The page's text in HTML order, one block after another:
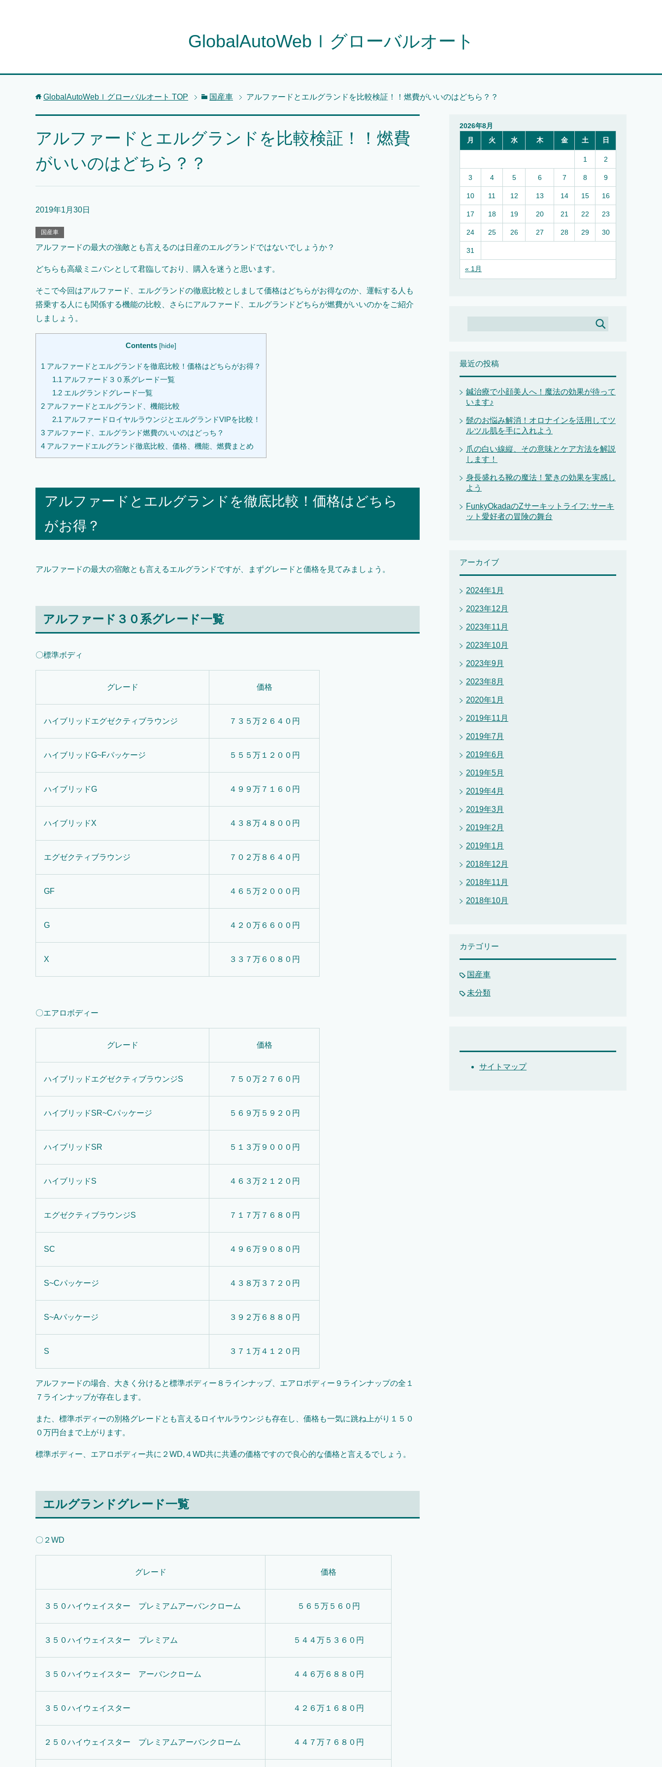
GlobalAutoWebｌグローバルオート
GlobalAutoWebｌグローバルオート TOP 国産車 アルファードとエルグランドを比較検証！！燃費がいいのはどちら？？
アルファードとエルグランドを比較検証！！燃費
がいいのはどちら？？
2019年1月30日
国産車
アルファードの最大の強敵とも言えるのは日産のエルグランドではないでしょうか？
どちらも高級ミニバンとして君臨しており、購入を迷うと思います。
そこで今回はアルファード、エルグランドの徹底比較としまして価格はどちらがお得なのか、運転する人も
搭乗する人にも関係する機能の比較、さらにアルファード、エルグランドどちらが燃費がいいのかをご紹介
しましょう。
Contents [hide]
1 アルファードとエルグランドを徹底比較！価格はどちらがお得？
1.1 アルファード３０系グレード一覧
1.2エルグランドグレード一覧
2 アルファードとエルグランド、機能比較
2.1 アルファードロイヤルラウンジとエルグランドVIPを比較！
3 アルファード、エルグランド燃費のいいのはどっち？
4 アルファードエルグランド徹底比較、価格、機能、燃費まとめ
アルファードとエルグランドを徹底比較！価格はどちら
がお得？
アルファードの最大の宿敵とも言えるエルグランドですが、まずグレードと価格を見てみましょう。
アルファード３０系グレード一覧
〇標準ボディ
グレード 価格
ハイブリッドエグゼクティブラウンジ ７３５万２６４０円
ハイブリッドG~Fパッケージ ５５５万１２００円
ハイブリッドG ４９９万７１６０円
ハイブリッドX ４３８万４８００円
エグゼクティブラウンジ ７０２万８６４０円
GF ４６５万２０００円
G ４２０万６６００円
X ３３７万６０８０円
〇エアロボディー
グレード 価格
ハイブリッドエグゼクティブラウンジS ７５０万２７６０円
ハイブリッドSR~Cパッケージ ５６９万５９２０円
ハイブリッドSR ５１３万９０００円
ハイブリッドS ４６３万２１２０円
エグゼクティブラウンジS ７１７万７６８０円
SC ４９６万９０８０円
S~Cパッケージ ４３８万３７２０円
S~Aパッケージ ３９２万６８８０円
S ３７１万４１２０円
アルファードの場合、大きく分けると標準ボディー８ラインナップ、エアロボディー９ラインナップの全１
７ラインナップが存在します。
また、標準ボディーの別格グレードとも言えるロイヤルラウンジも存在し、価格も一気に跳ね上がり１５０
０万円台まで上がります。
標準ボディー、エアロボディー共に２WD,４WD共に共通の価格ですので良心的な価格と言えるでしょう。
エルグランドグレード一覧
〇２WD
グレード 価格
３５０ハイウェイスター プレミアムアーバンクローム ５６５万５６０円
３５０ハイウェイスター プレミアム ５４４万５３６０円
３５０ハイウェイスター アーバンクローム ４４６万６８８０円
３５０ハイウェイスター ４２６万１６８０円
２５０ハイウェイスター プレミアムアーバンクローム ４４７万７６８０円
2026年8月
月
火 水 木 金 土 日
« 1月
1 2
3 4 5 6 7 8 9
10 11 12 13 14 15 16
17 18 19 20 21 22 23
24 25 26 27 28 29 30
31
最近の投稿
鍼治療で小顔美人へ！魔法の効果が待って
います♪
髭のお悩み解消！オロナインを活用してツ
ルツル肌を手に入れよう
爪の白い線縦、その意味とケア方法を解説
します！
身長盛れる靴の魔法！驚きの効果を実感し
よう
FunkyOkadaのZサーキットライフ: サーキ
ット愛好者の冒険の舞台
アーカイブ
2024年1月
2023年12月
2023年11月
2023年10月
2023年9月
2023年8月
2020年1月
2019年11月
2019年7月
2019年6月
2019年5月
2019年4月
2019年3月
2019年2月
2019年1月
2018年12月
2018年11月
2018年10月
カテゴリー
国産車
未分類
サイトマップ